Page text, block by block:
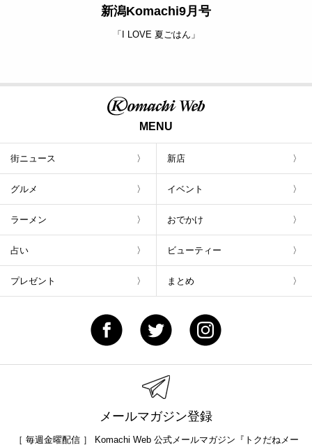
新潟Komachi9月号
「I LOVE 夏ごはん」
MENU
街ニュース 新店
グルメ イベント
ラーメン おでかけ
占い ビューティー
プレゼント まとめ
メールマガジン登録
［ 毎週金曜配信 ］ Komachi Web 公式メールマガジン『トクだねメー